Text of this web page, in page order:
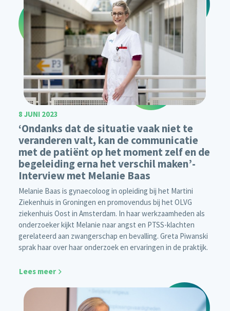
8 JUNI 2023
‘Ondanks dat de situatie vaak niet te
veranderen valt, kan de communicatie
met de patiënt op het moment zelf en de
begeleiding erna het verschil maken’-
Interview met Melanie Baas
Melanie Baas is gynaecoloog in opleiding bij het Martini
Ziekenhuis in Groningen en promovendus bij het OLVG
ziekenhuis Oost in Amsterdam. In haar werkzaamheden als
onderzoeker kijkt Melanie naar angst en PTSS-klachten
gerelateerd aan zwangerschap en bevalling. Greta Piwanski
sprak haar over haar onderzoek en ervaringen in de praktijk.
Lees meer